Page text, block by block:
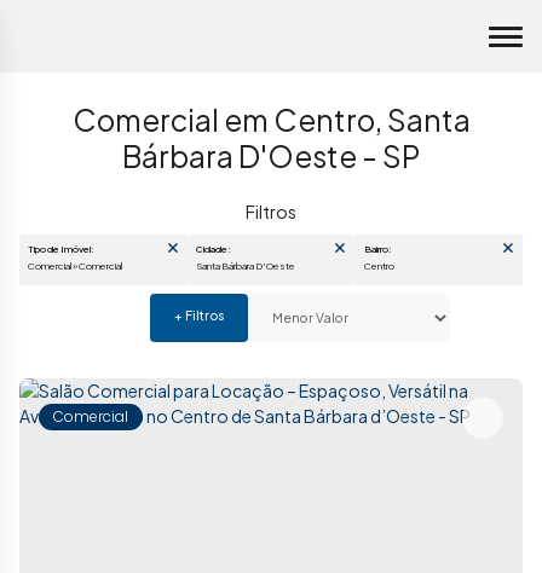
Comercial em Centro, Santa
Bárbara D'Oeste - SP
Santa Bárbara D'Oeste
Comercial